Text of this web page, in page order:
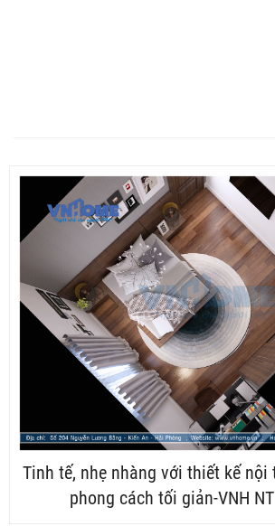
Tinh tế, nhẹ nhàng với thiết kế nội
phong cách tối giản-VNH